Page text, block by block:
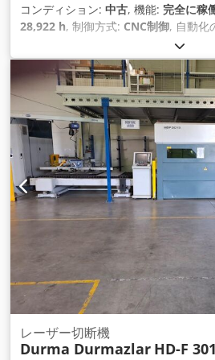
コンディション: 中古, 機能: 完全に稼
28,922 h, 制御方式: CNC制御, 自動化
, コントローラーメーカ
ーラモデル:ByVision, レーザータイ
レーザー発生器メーカー:
9,467 h, レーザー出力:8,000 ワット,
厚さ（最大）:25 mm, ステンレス鋼
アルミシート厚（最大）:20 mm, 真
mm , テーブル長さ:3,000 mm, テー
長さ:3,000 mm, 作業幅:1,500 mm,
Y軸移動距離:1,500 mm , 位置決め速
度:0.1 mm, 繰返し精度:0.05 mm,
kg（キログラム）
, 入力電流の種類:
CEマーキング, ドキュメント / マニュ
ー, 冷却ユニット, 集塵, 非常停止
レーザー切断機
Durma Durmazlar HD-F